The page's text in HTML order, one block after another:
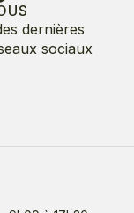
dernières
sociaux